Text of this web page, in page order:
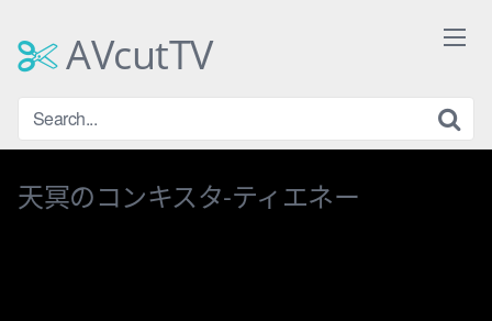
contentAVcutTV
天冥のコンキスタ-ティエネー